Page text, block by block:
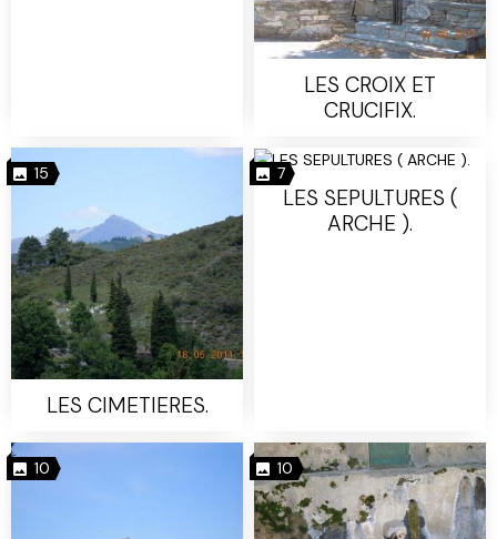
LES CROIX ET
CRUCIFIX.
15
LES CIMETIERES.
7
LES SEPULTURES (
ARCHE ).
10 10